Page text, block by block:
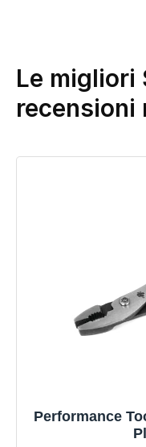
Le migliori
recensioni
Performance